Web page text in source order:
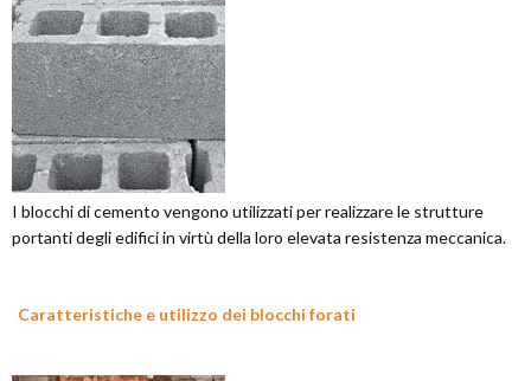
I blocchi di cemento vengono utilizzati per realizzare le strutture
portanti degli edifici in virtù della loro elevata resistenza meccanica.
Caratteristiche e utilizzo dei blocchi forati